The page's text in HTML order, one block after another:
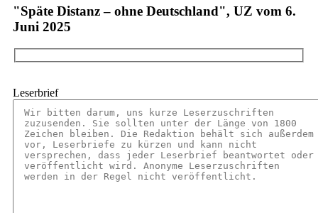
"Späte Distanz – ohne Deutschland", UZ vom 6.
Juni 2025
Leserbrief